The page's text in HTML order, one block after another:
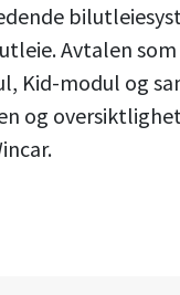
Avtalen
Kid-modul og
og